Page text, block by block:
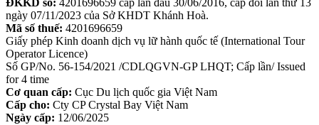
ĐKKD số: 4201696659 cấp lần đầu 30/06/2016, cấp đổi lần thứ 13
ngày 07/11/2023 của Sở KHDT Khánh Hoà.
Mã số thuế: 4201696659
Giấy phép Kinh doanh dịch vụ lữ hành quốc tế (International Tour
Operator Licence)
Số GP/No. 56-154/2021 /CDLQGVN-GP LHQT; Cấp lần/ Issued
for 4 time
Cơ quan cấp: Cục Du lịch quốc gia Việt Nam
Cấp cho: Cty CP Crystal Bay Việt Nam
Ngày cấp: 12/06/2025